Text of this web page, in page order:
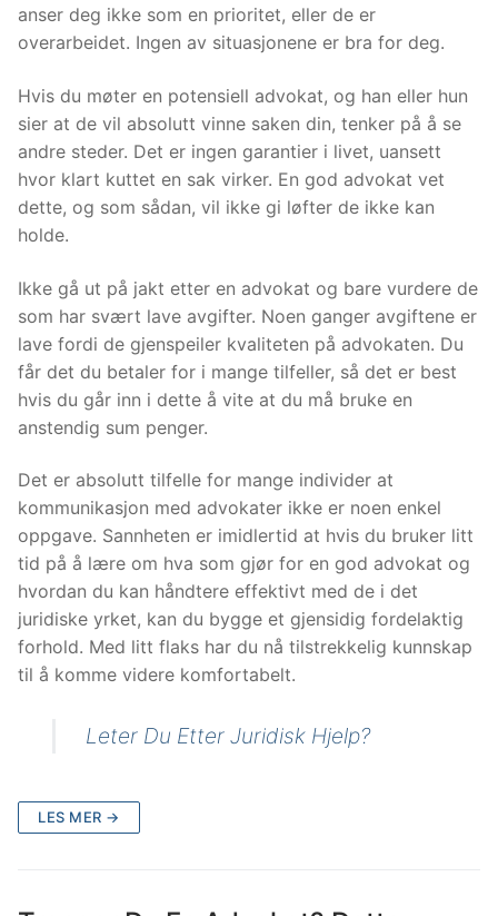
anser deg ikke som en prioritet, eller de er
overarbeidet. Ingen av situasjonene er bra for deg.
Hvis du møter en potensiell advokat, og han eller hun
sier at de vil absolutt vinne saken din, tenker på å se
andre steder. Det er ingen garantier i livet, uansett
hvor klart kuttet en sak virker. En god advokat vet
dette, og som sådan, vil ikke gi løfter de ikke kan
holde.
Ikke gå ut på jakt etter en advokat og bare vurdere de
som har svært lave avgifter. Noen ganger avgiftene er
lave fordi de gjenspeiler kvaliteten på advokaten. Du
får det du betaler for i mange tilfeller, så det er best
hvis du går inn i dette å vite at du må bruke en
anstendig sum penger.
Det er absolutt tilfelle for mange individer at
kommunikasjon med advokater ikke er noen enkel
oppgave. Sannheten er imidlertid at hvis du bruker litt
tid på å lære om hva som gjør for en god advokat og
hvordan du kan håndtere effektivt med de i det
juridiske yrket, kan du bygge et gjensidig fordelaktig
forhold. Med litt flaks har du nå tilstrekkelig kunnskap
til å komme videre komfortabelt.
Leter Du Etter Juridisk Hjelp?
LES MER →